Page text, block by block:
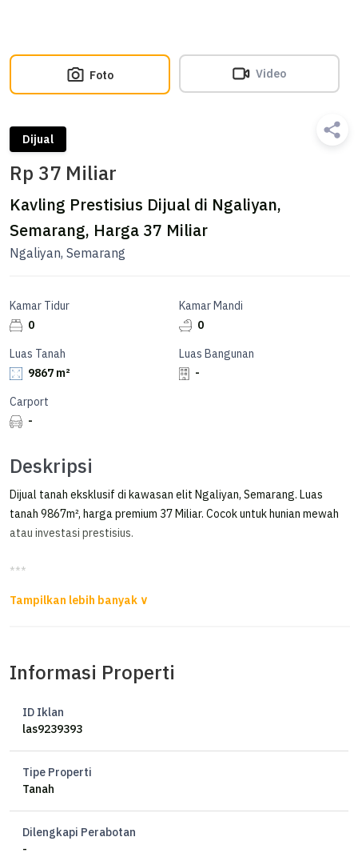
Foto Video
Dijual
Rp 37 Miliar
Kavling Prestisius Dijual di Ngaliyan,
Semarang, Harga 37 Miliar
Ngaliyan, Semarang
Kamar Tidur
0
Kamar Mandi
0
Luas Tanah
9867 m²
Luas Bangunan
-
Carport
-
Deskripsi
Dijual tanah eksklusif di kawasan elit Ngaliyan, Semarang. Luas
tanah 9867m², harga premium 37 Miliar. Cocok untuk hunian mewah
atau investasi prestisius.
***
Luas Tanah 9867 m2 (5443+4424)
Terdiri dari 2 sertifikat
Akses container
Informasi Properti
ID Iklan
las9239393
Tipe Properti
Tanah
Dilengkapi Perabotan
-